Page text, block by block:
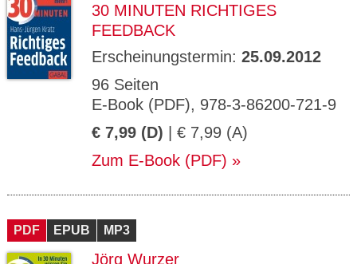
30 MINUTEN RICHTIGES
FEEDBACK
Erscheinungstermin: 25.09.2012
96 Seiten
E-Book (PDF), 978-3-86200-721-9
€ 7,99 (D) | € 7,99 (A)
Zum E-Book (PDF)
PDF EPUB MP3
Jörg Wurzer